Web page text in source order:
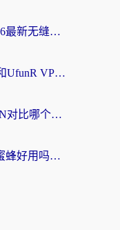
回国后怎么翻墙？海外党2026最新无缝访问国内资源全攻略（附对比实测）
海外党必看：ChickCN VPN和UfunR VPN对比哪个回国效果更好？附实用选择指南
云极VPN好用吗？和回国VPN对比哪个回国效果更好？海外党亲测避坑指南
海外党必看：雷神手游和甜蜜蜂好用吗？3步选对回国加速器无缝刷国内资源